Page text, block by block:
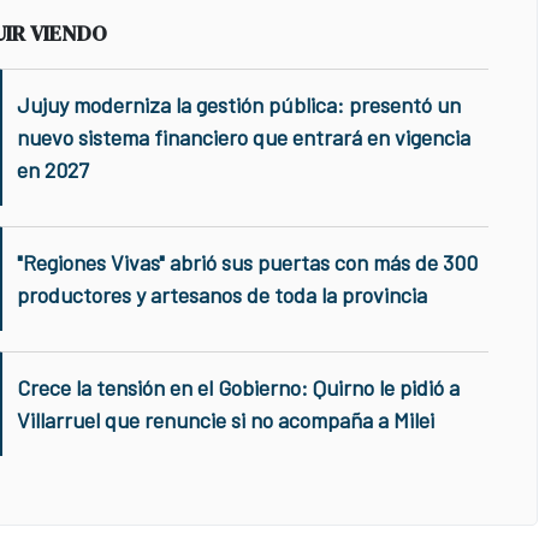
VIENDO
Jujuy moderniza la gestión pública: presentó un
nuevo sistema financiero que entrará en vigencia
en 2027
"Regiones Vivas" abrió sus puertas con más de 300
productores y artesanos de toda la provincia
Crece la tensión en el Gobierno: Quirno le pidió a
Villarruel que renuncie si no acompaña a Milei